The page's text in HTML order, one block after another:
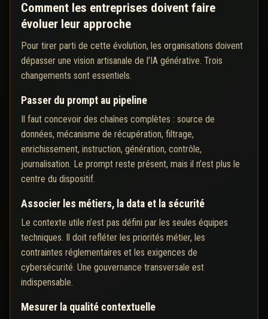
Comment les entreprises doivent faire
évoluer leur approche
Pour tirer parti de cette évolution, les organisations doivent
dépasser une vision artisanale de l’IA générative. Trois
changements sont essentiels.
Passer du prompt au pipeline
Il faut concevoir des chaînes complètes : source de
données, mécanisme de récupération, filtrage,
enrichissement, instruction, génération, contrôle,
journalisation. Le prompt reste présent, mais il n’est plus le
centre du dispositif.
Associer les métiers, la data et la sécurité
Le contexte utile n’est pas défini par les seules équipes
techniques. Il doit refléter les priorités métier, les
contraintes réglementaires et les exigences de
cybersécurité. Une gouvernance transversale est
indispensable.
Mesurer la qualité contextuelle